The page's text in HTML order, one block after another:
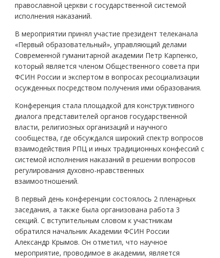
православной церкви с государственной системой
исполнения наказаний.
В мероприятии принял участие президент телеканала
«Первый образовательный», управляющий делами
Современной гуманитарной академии Петр Карпенко,
который является членом Общественного совета при
ФСИН России и экспертом в вопросах ресоциализации
осужденных посредством получения ими образования.
Конференция стала площадкой для конструктивного
диалога представителей органов государственной
власти, религиозных организаций и научного
сообщества, где обсуждался широкий спектр вопросов
взаимодействия РПЦ и иных традиционных конфессий с
системой исполнения наказаний в решении вопросов
регулирования духовно-нравственных
взаимоотношений.
В первый день конференции состоялось 2 пленарных
заседания, а также была организована работа 3
секций. С вступительным словом к участникам
обратился начальник Академии ФСИН России
Александр Крымов. Он отметил, что научное
мероприятие, проводимое в академии, является